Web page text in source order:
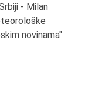
- Milan
novinama"